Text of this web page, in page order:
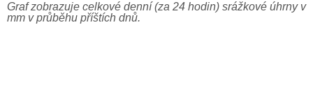
Graf zobrazuje celkové denní (za 24 hodin) srážkové úhrny v
mm v průběhu příštích dnů.